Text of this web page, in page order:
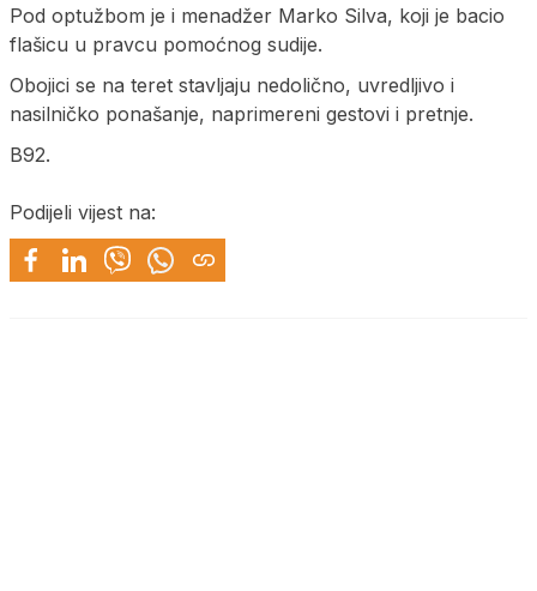
Pod optužbom je i menadžer Marko Silva, koji je bacio
flašicu u pravcu pomoćnog sudije.
Obojici se na teret stavljaju nedolično, uvredljivo i
nasilničko ponašanje, naprimereni gestovi i pretnje.
B92.
Podijeli vijest na: